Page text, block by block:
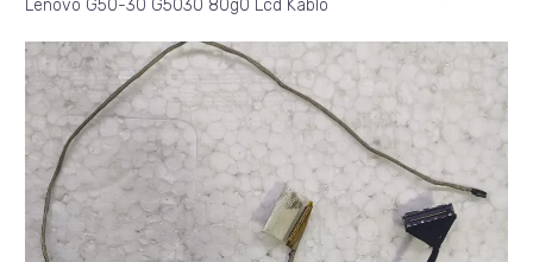
Lenovo G50-30 G5030 80g0 Lcd Kablo